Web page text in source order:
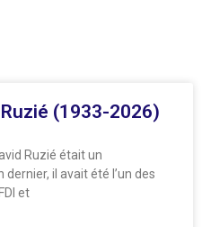
(1933-2026)
Ruzié était un
il avait été l’un des
et